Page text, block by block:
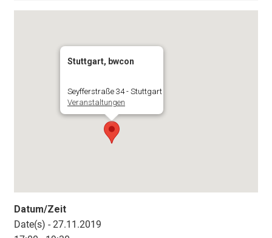
Stuttgart, bwcon
Seyfferstraße 34 - Stuttgart
Veranstaltungen
Datum/Zeit
Date(s) - 27.11.2019